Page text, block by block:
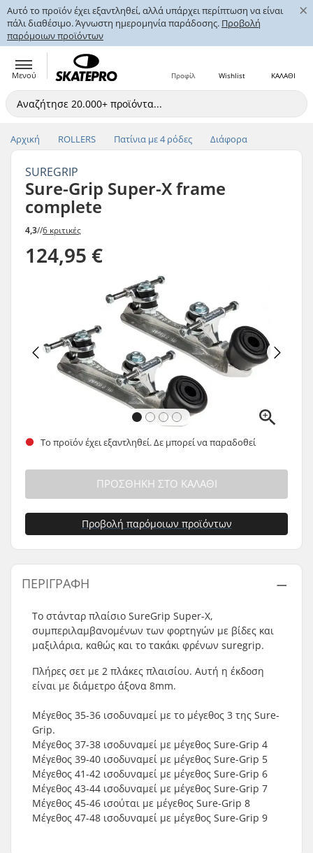
Αυτό το προϊόν έχει εξαντληθεί, αλλά υπάρχει περίπτωση να είναι
πάλι διαθέσιμο. Άγνωστη ημερομηνία παράδοσης. Προβολή
παρόμοιων προϊόντων
×
Μενού ΚΑΛΑΘΙ
Wishlist
Προφίλ
Αρχική ROLLERS Πατίνια με 4 ρόδες Διάφορα
SUREGRIP
Sure-Grip Super-X frame
complete
4,3//6 κριτικές
124,95 €
Το προϊόν έχει εξαντληθεί. Δε μπορεί να παραδοθεί
ΠΡΟΣΘΉΚΗ ΣΤΟ ΚΑΛΆΘΙ
Προβολή παρόμοιων προϊόντων
ΠΕΡΙΓΡΑΦΉ
Το στάνταρ πλαίσιο SureGrip Super-X,
συμπεριλαμβανομένων των φορτηγών με βίδες και
μαξιλάρια, καθώς και το τακάκι φρένων suregrip.
Πλήρες σετ με 2 πλάκες πλαισίου. Αυτή η έκδοση
είναι με διάμετρο άξονα 8mm.
Μέγεθος 35-36 ισοδυναμεί με το μέγεθος 3 της Sure-
Grip.
Μέγεθος 37-38 ισοδυναμεί με μέγεθος Sure-Grip 4
Μέγεθος 39-40 ισοδυναμεί με μέγεθος Sure-Grip 5
Μέγεθος 41-42 ισοδυναμεί με μέγεθος Sure-Grip 6
Μέγεθος 43-44 ισοδυναμεί με μέγεθος Sure-Grip 7
Μέγεθος 45-46 ισούται με μέγεθος Sure-Grip 8
Μέγεθος 47-48 ισοδυναμεί με μέγεθος Sure-Grip 9